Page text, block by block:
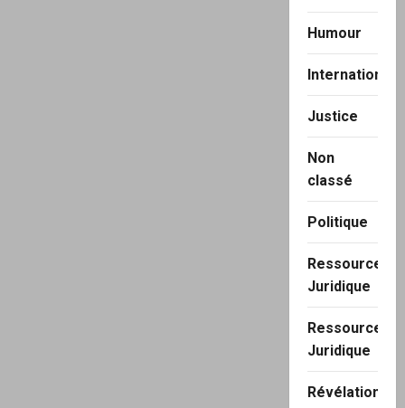
Humour
International
Justice
Non
classé
Politique
Ressource
Juridique
Ressource
Juridique
Révélation